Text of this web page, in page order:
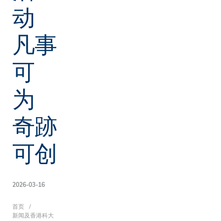
动
凡事
可
为
奇跡
可创
2026-03-16
首页
新闻及香港科大